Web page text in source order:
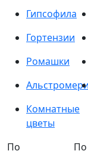
Гипсофила
Гортензии
Ромашки
Комнатные
цветы
По
По